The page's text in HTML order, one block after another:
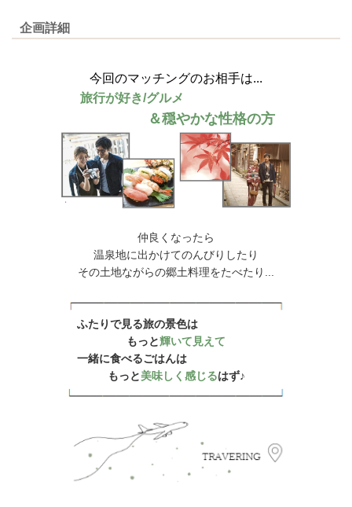
企画詳細
今回のマッチングのお相手は...
旅行が好き/グルメ
＆穏やかな性格の方
仲良くなったら
温泉地に出かけてのんびりしたり
その土地ながらの郷土料理をたべたり...
ふたりで見る旅の景色は
もっと輝いて見えて
一緒に食べるごはんは
もっと美味しく感じるはず♪